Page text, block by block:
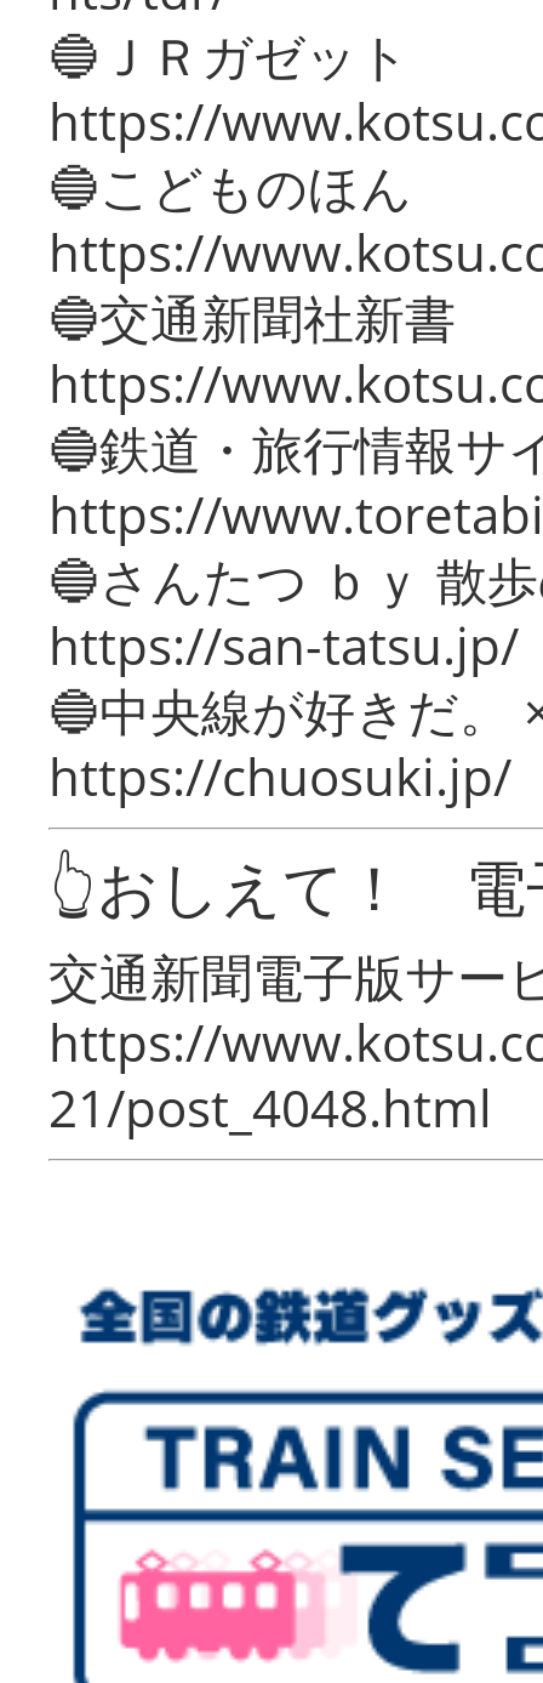
🔵ＪＲガゼット
https://
🔵こどものほん
https://
🔵交通新聞社新書
https://
🔵鉄道・旅行情報サ
https://
🔵さんたつ ｂｙ 散
https://san-tatsu.jp/
🔵中央線が好きだ。
https://chuosuki.jp/
👆おしえて！ 電
交通新聞電子版サー
https://
21/post_4048.html